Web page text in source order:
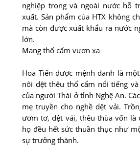
nghiệp trong và ngoài nước hỗ
xuất. Sản phẩm của HTX không
mà còn được xuất khẩu ra nước
lớn.
Mang thổ cẩm vươn xa
Hoa Tiến được mệnh danh là
nôi dệt thêu thổ cẩm nổi tiếng
của người Thái ở tỉnh Nghệ An.
mẹ truyền cho nghề dệt vải.
ươm tơ, dệt vải, thêu thùa vốn là
họ đều hết sức thuần thục như
sự trưởng thành.